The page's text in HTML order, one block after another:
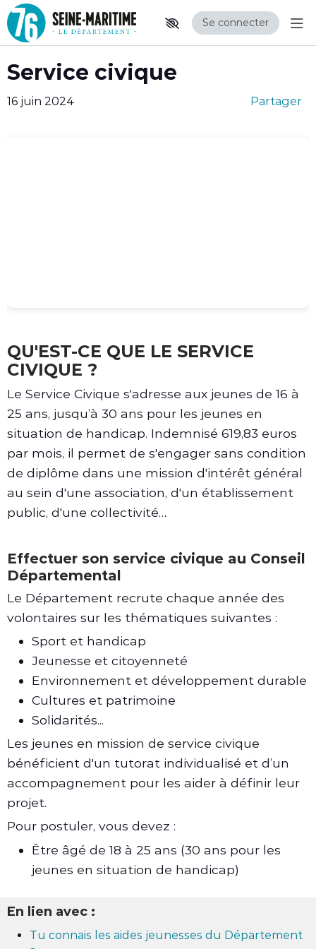
Se connecter
Service civique
16 juin 2024 Partager
QU'EST-CE QUE LE SERVICE
CIVIQUE ?
Le Service Civique s'adresse aux jeunes de 16 à
25 ans, jusqu’à 30 ans pour les jeunes en
situation de handicap. Indemnisé 619,83 euros
par mois, il permet de s'engager sans condition
de diplôme dans une mission d'intérêt général
au sein d'une association, d'un établissement
public, d'une collectivité…
Effectuer son service civique au Conseil
Départemental
Le Département recrute chaque année des
volontaires sur les thématiques suivantes :
Sport et handicap
Jeunesse et citoyenneté
Environnement et développement durable
Cultures et patrimoine
Solidarités...
Les jeunes en mission de service civique
bénéficient d'un tutorat individualisé et d’un
accompagnement pour les aider à définir leur
projet.
Pour postuler, vous devez :
Être âgé de 18 à 25 ans (30 ans pour les
jeunes en situation de handicap)
En lien avec :
Tu connais les aides jeunesses du Département